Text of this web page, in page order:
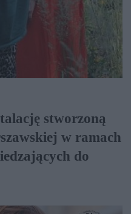
stworzoną
w ramach
do